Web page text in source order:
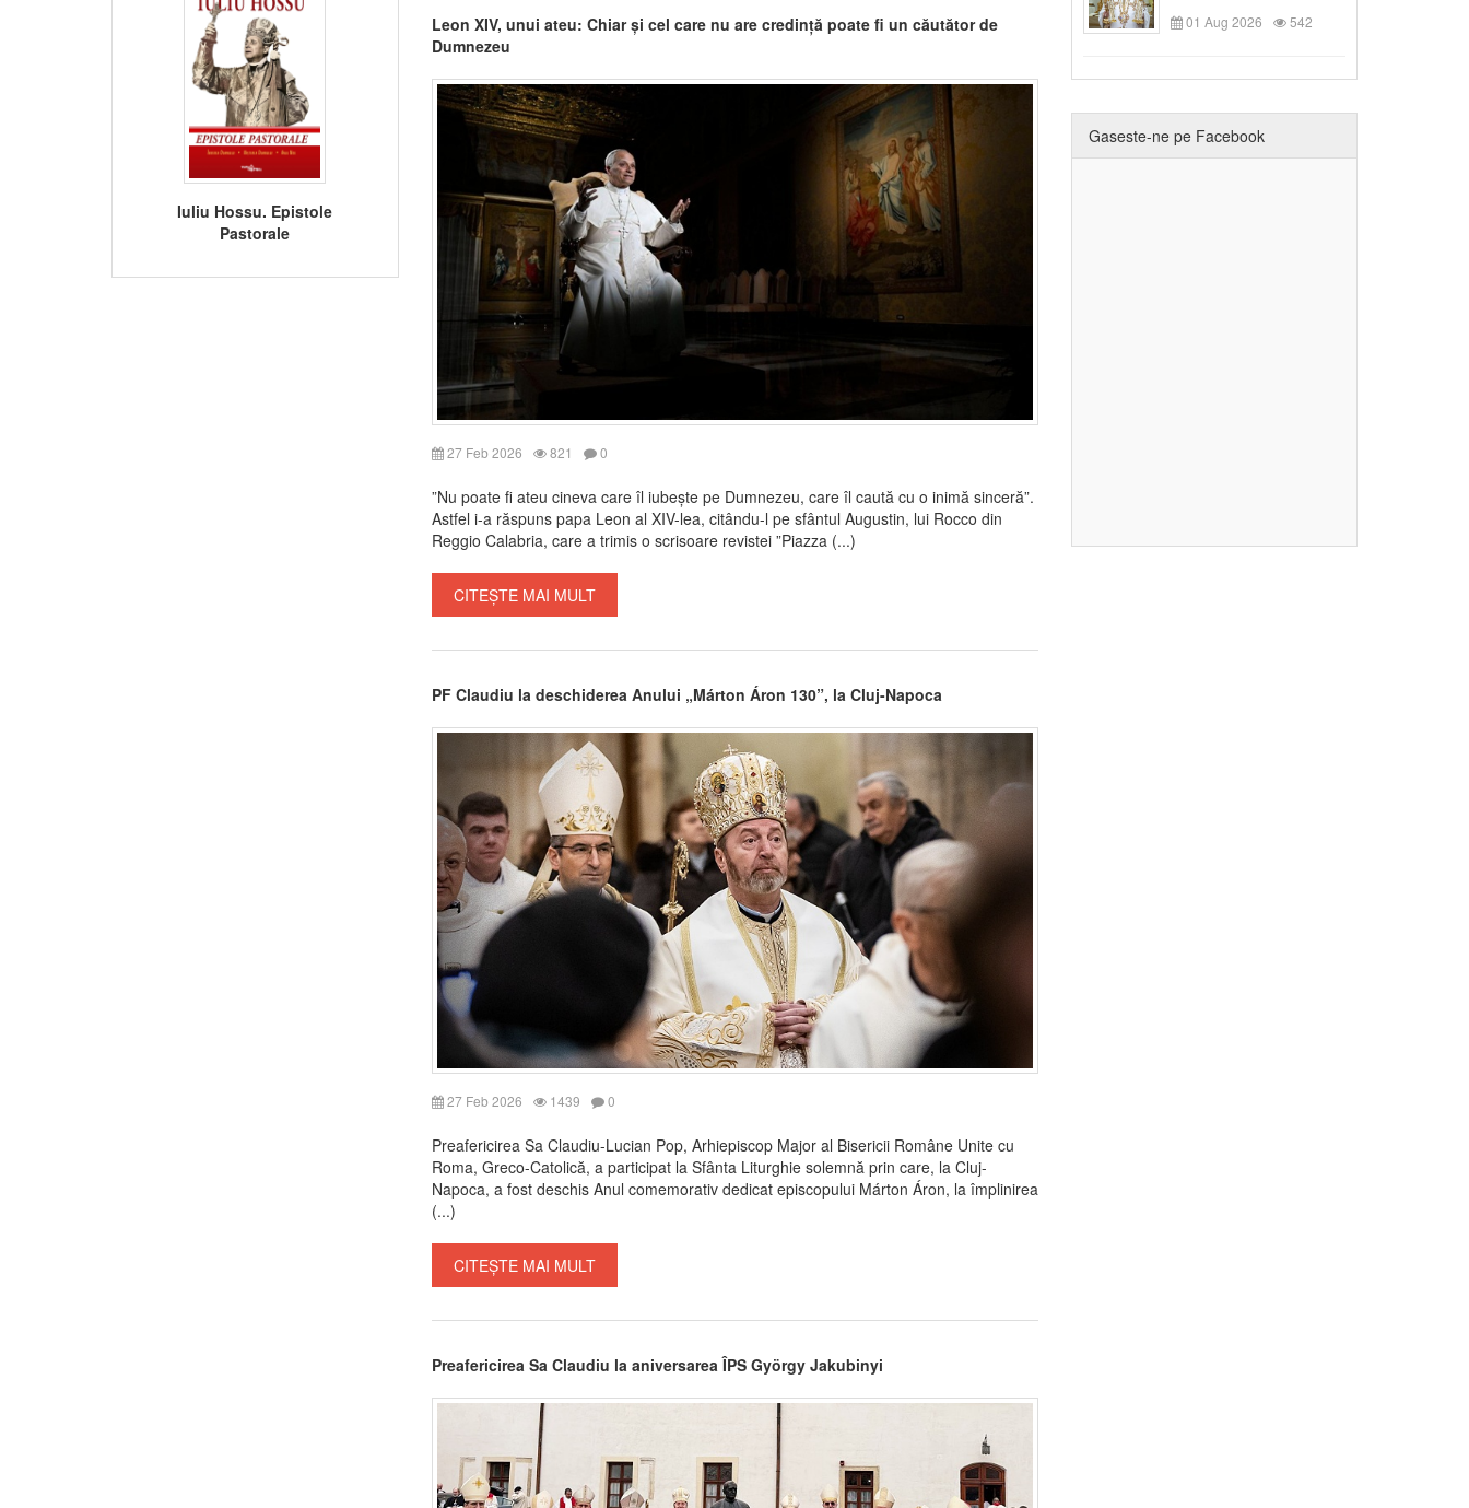
Iuliu Hossu. Epistole
Pastorale
Leon XIV, unui ateu: Chiar și cel care nu are credință poate fi un căutător de
Dumnezeu
27 Feb 2026 821 0
”Nu poate fi ateu cineva care îl iubește pe Dumnezeu, care îl caută cu o inimă sinceră”.
Astfel i-a răspuns papa Leon al XIV-lea, citându-l pe sfântul Augustin, lui Rocco din
Reggio Calabria, care a trimis o scrisoare revistei ”Piazza (...)
CITEȘTE MAI MULT
PF Claudiu la deschiderea Anului „Márton Áron 130”, la Cluj-Napoca
27 Feb 2026 1439 0
Preafericirea Sa Claudiu-Lucian Pop, Arhiepiscop Major al Bisericii Române Unite cu
Roma, Greco-Catolică, a participat la Sfânta Liturghie solemnă prin care, la Cluj-
Napoca, a fost deschis Anul comemorativ dedicat episcopului Márton Áron, la împlinirea
(...)
CITEȘTE MAI MULT
Preafericirea Sa Claudiu la aniversarea ÎPS György Jakubinyi
Duminica a IX-a după Rusalii
01 Aug 2026 542
Gaseste-ne pe Facebook